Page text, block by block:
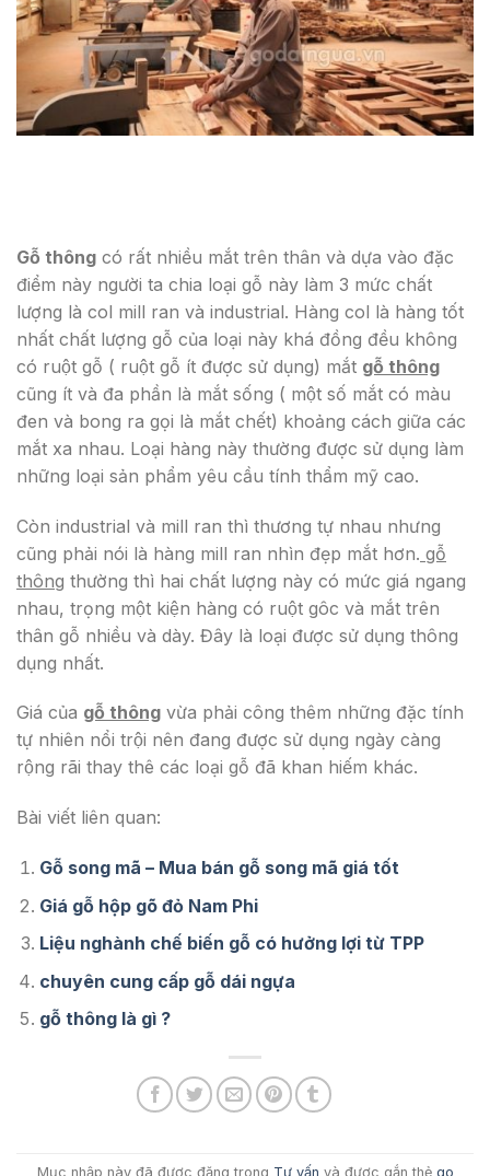
Gỗ thông có rất nhiều mắt trên thân và dựa vào đặc
điểm này người ta chia loại gỗ này làm 3 mức chất
lượng là col mill ran và industrial. Hàng col là hàng tốt
nhất chất lượng gỗ của loại này khá đồng đều không
có ruột gỗ ( ruột gỗ ít được sử dụng) mắt gỗ thông
cũng ít và đa phần là mắt sống ( một số mắt có màu
đen và bong ra gọi là mắt chết) khoảng cách giữa các
mắt xa nhau. Loại hàng này thường được sử dụng làm
những loại sản phẩm yêu cầu tính thẩm mỹ cao.
Còn industrial và mill ran thì thương tự nhau nhưng
cũng phải nói là hàng mill ran nhìn đẹp mắt hơn. gỗ
thông thường thì hai chất lượng này có mức giá ngang
nhau, trọng một kiện hàng có ruột gôc và mắt trên
thân gỗ nhiều và dày. Đây là loại được sử dụng thông
dụng nhất.
Giá của gỗ thông vừa phải công thêm những đặc tính
tự nhiên nổi trội nên đang được sử dụng ngày càng
rộng rãi thay thê các loại gỗ đã khan hiếm khác.
Bài viết liên quan:
Gỗ song mã – Mua bán gỗ song mã giá tốt
Giá gỗ hộp gõ đỏ Nam Phi
Liệu nghành chế biến gỗ có hưởng lợi từ TPP
chuyên cung cấp gỗ dái ngựa
gỗ thông là gì ?
Mục nhập này đã được đăng trong Tư vấn và được gắn thẻ go